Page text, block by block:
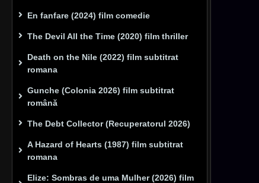
En fanfare (2024) film comedie
The Devil All the Time (2020) film thriller
Death on the Nile (2022) film subtitrat
romana
Gunche (Colonia 2026) film subtitrat
română
The Debt Collector (Recuperatorul 2026)
A Hazard of Hearts (1987) film subtitrat
romana
Elize: Sombras de uma Mulher (2026) film